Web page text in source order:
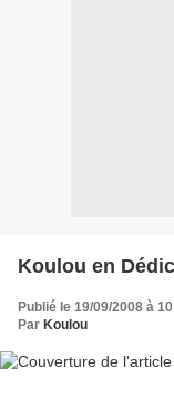
Koulou en
Publié le 19/09/2008 à
Par Koulou